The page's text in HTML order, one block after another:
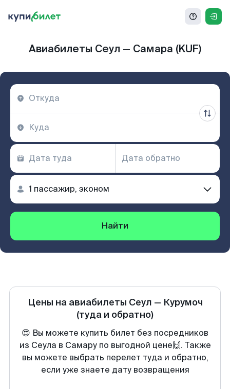
Авиабилеты Сеул — Самара (KUF)
Найти
Цены на авиабилеты Сеул — Курумоч
(туда и обратно)
😍 Вы можете купить билет без посредников
из Сеула в Самару по выгодной цене🙌. Также
вы можете выбрать перелет туда и обратно,
если уже знаете дату возвращения